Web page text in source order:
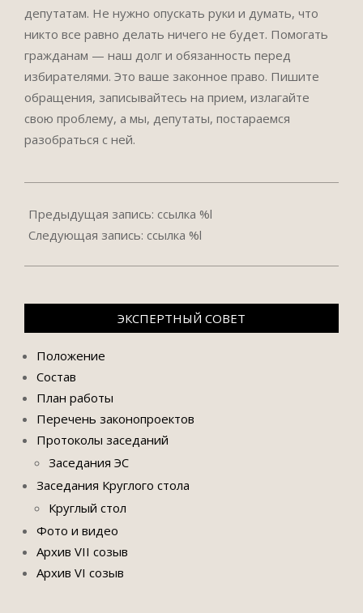
депутатам. Не нужно опускать руки и думать, что
никто все равно делать ничего не будет. Помогать
гражданам — наш долг и обязанность перед
избирателями. Это ваше законное право. Пишите
обращения, записывайтесь на прием, излагайте
свою проблему, а мы, депутаты, постараемся
разобраться с ней.
05-
18
Предыдущая запись: ссылка %l
Следующая запись: ссылка %l
ЭКСПЕРТНЫЙ СОВЕТ
Положение
Состав
План работы
Перечень законопроектов
Протоколы заседаний
Заседания ЭС
Заседания Круглого стола
Круглый стол
Фото и видео
Архив VII созыв
Архив VI созыв